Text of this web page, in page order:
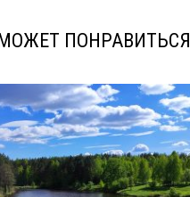
ПОНРАВИТЬСЯ